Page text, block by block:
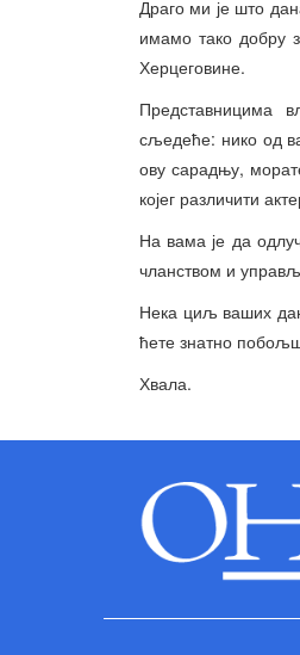
Драго ми је што
имамо тако добру
Херцеговине.
Представницима
сљедеће: нико од
ову сарадњу,
којег различити
На вама је да
чланством и
Нека циљ ваших
ћете знатно
Хвала.